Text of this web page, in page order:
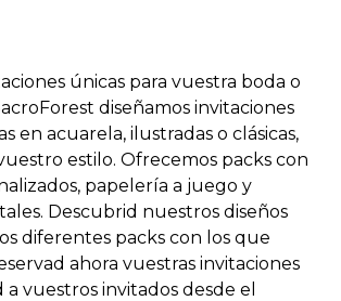
únicas para vuestra boda o
diseñamos invitaciones
en acuarela, ilustradas o clásicas,
estilo. Ofrecemos packs con
papelería a juego y
Descubrid nuestros diseños
diferentes packs con los que
ahora vuestras invitaciones
vuestros invitados desde el